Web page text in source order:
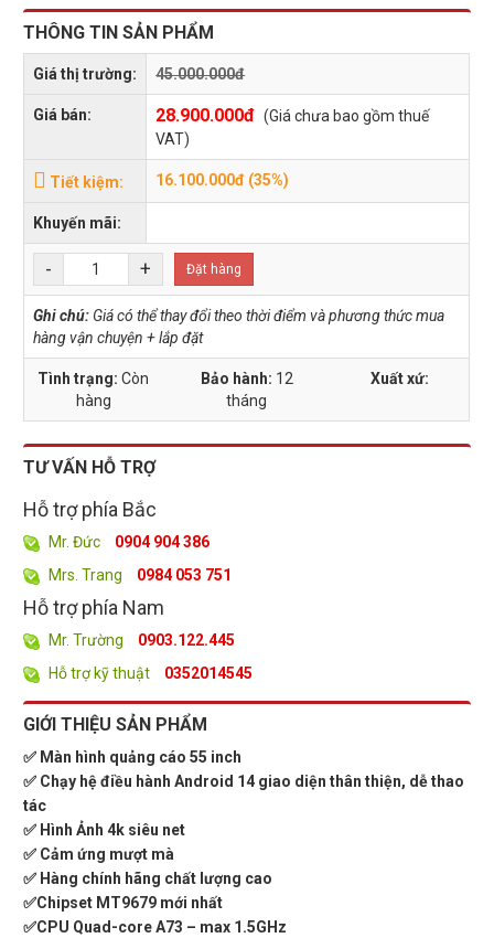
THÔNG TIN SẢN PHẨM
Giá thị trường: 45.000.000đ
Giá bán: 28.900.000đ (Giá chưa bao gồm thuế
VAT)
Tiết kiệm: 16.100.000đ (35%)
Khuyến mãi:
- + Đặt hàng
Ghi chú: Giá có thể thay đổi theo thời điểm và phương thức mua
hàng vận chuyện + lắp đặt
Tình trạng:Còn
hàng
Bảo hành: 12
tháng
Xuất xứ:
TƯ VẤN HỖ TRỢ
Hỗ trợ phía Bắc
Mr. Đức
0904 904 386
Mrs. Trang
0984 053 751
Hỗ trợ phía Nam
Mr. Trường
0903.122.445
Hỗ trợ kỹ thuật
0352014545
GIỚI THIỆU SẢN PHẨM
✅ Màn hình quảng cáo 55 inch
✅ Chạy hệ điều hành Android 14 giao diện thân thiện, dễ thao
tác
✅ Hình Ảnh 4k siêu net
✅ Cảm ứng mượt mà
✅ Hàng chính hãng chất lượng cao
✅Chipset MT9679 mới nhất
✅CPU Quad-core A73 – max 1.5GHz